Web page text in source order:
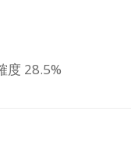
度 28.5%